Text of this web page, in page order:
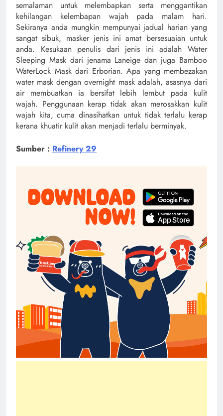
semalaman untuk melembapkan serta menggantikan
kehilangan kelembapan wajah pada malam hari.
Sekiranya anda mungkin mempunyai jadual harian yang
sangat sibuk, masker jenis ini amat bersesuaian untuk
anda. Kesukaan penulis dari jenis ini adalah Water
Sleeping Mask dari jenama Laneige dan juga Bamboo
WaterLock Mask dari Erborian. Apa yang membezakan
water mask dengan overnight mask adalah, asasnya dari
air membuatkan ia bersifat lebih lembut pada kulit
wajah. Penggunaan kerap tidak akan merosakkan kulit
wajah kita, cuma dinasihatkan untuk tidak terlalu kerap
kerana khuatir kulit akan menjadi terlalu berminyak.
Sumber : Refinery 29